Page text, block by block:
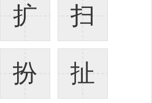
扩 扫
扮 扯